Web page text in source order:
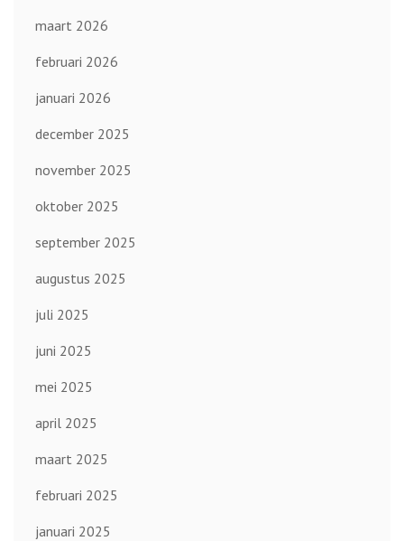
maart 2026
februari 2026
januari 2026
december 2025
november 2025
oktober 2025
september 2025
augustus 2025
juli 2025
juni 2025
mei 2025
april 2025
maart 2025
februari 2025
januari 2025